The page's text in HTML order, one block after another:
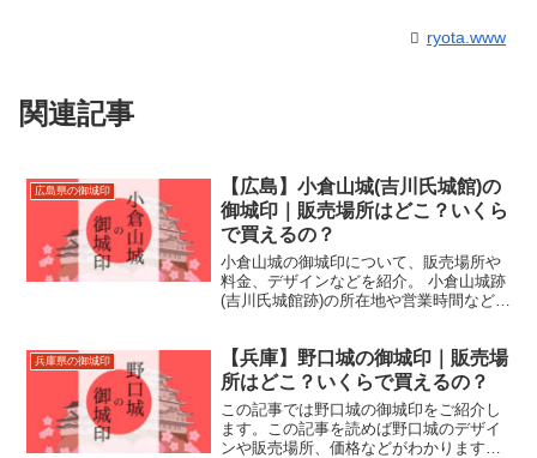
ryota.www
関連記事
広島県の御城印
【広島】小倉山城(吉川氏城館)の
御城印｜販売場所はどこ？いくら
で買えるの？
小倉山城の御城印について、販売場所や
料金、デザインなどを紹介。 小倉山城跡
(吉川氏城館跡)の所在地や営業時間などの
兵庫県の御城印
【兵庫】野口城の御城印｜販売場
所はどこ？いくらで買えるの？
この記事では野口城の御城印をご紹介し
ます。この記事を読めば野口城のデザイ
ンや販売場所、価格などがわかります。